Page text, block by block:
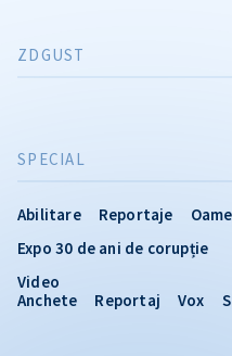
SPECIAL
Abilitare Reportaje
Expo 30 de ani de corupție
Video
Anchete
Reportaj Vox
ZDGUST